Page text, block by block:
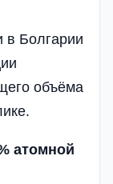
в Болгарии
объёма
атомной